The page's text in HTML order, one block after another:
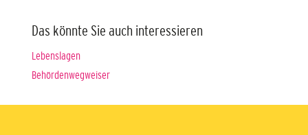
Das könnte Sie auch interessieren
Lebenslagen
Behördenwegweiser